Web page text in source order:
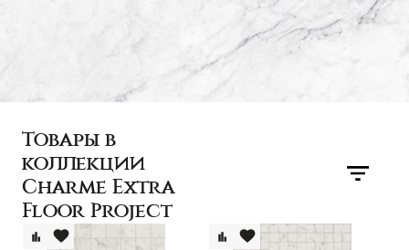
Товары в
коллекции
Charme Extra
Floor Project